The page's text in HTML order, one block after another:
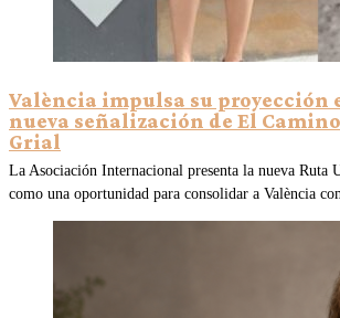
València impulsa su proyección
nueva señalización de El
Grial
La Asociación Internacional presenta la nueva Ruta
como una oportunidad para consolidar a València